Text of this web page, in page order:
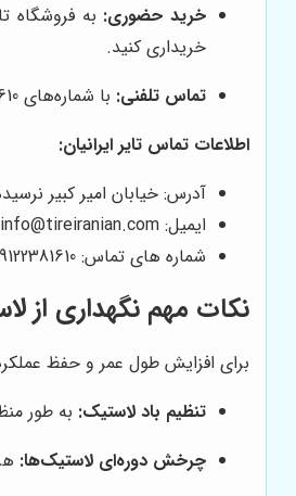
خرید حضوری:
خریداری کنید.
تماس تلفنی: با شماره‌های 09122381610 و 02133118182 تماس بگیرید و از کارشناسان فروش تایر ایرانیان مشاوره بگیرید و لاستیک مورد نظر خود را سفارش دهید.
اطلاعات تماس تایر ایرانیان:
آدرس: خیابان امیر کبیر
ایمیل: info@tireiranian.com
شماره های تماس: 09122381610 - 02133118182
نکات مهم نگهداری از
برای افزایش طول عمر و حفظ
تنظیم باد لاستیک: به طور
چرخش دوره‌ای لاستیک‌ها: هر 8000 تا 10000 کیلومتر، لاستیک‌های خودرو را به